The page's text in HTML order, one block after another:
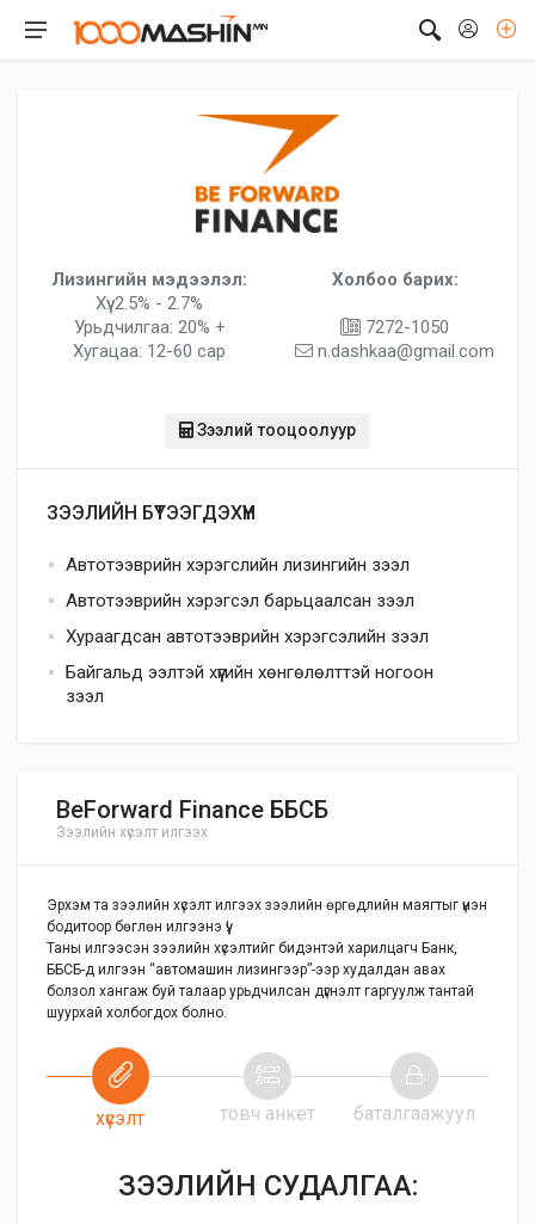
Лизингийн мэдээлэл:
Хүү: 2.5% - 2.7%
Урьдчилгаа: 20% +
Хугацаа: 12-60 сар
Холбоо барих:
7272-1050
n.dashkaa@gmail.com
Зээлий тооцоолуур
ЗЭЭЛИЙН БҮТЭЭГДЭХҮҮН
Автотээврийн хэрэгслийн лизингийн зээл
Автотээврийн хэрэгсэл барьцаалсан зээл
Хураагдсан автотээврийн хэрэгсэлийн зээл
Байгальд ээлтэй хүүгийн хөнгөлөлттэй ногоон
зээл
BeForward Finance ББСБ
Зээлийн хүсэлт илгээх
Эрхэм та зээлийн хүсэлт илгээх зээлийн өргөдлийн маягтыг үнэн
бодитоор бөглөн илгээнэ үү!
Таны илгээсэн зээлийн хүсэлтийг бидэнтэй харилцагч Банк,
ББСБ-д илгээн “автомашин лизингээр”-ээр худалдан авах
болзол хангаж буй талаар урьдчилсан дүгнэлт гаргуулж тантай
шуурхай холбогдох болно.
хүсэлт товч анкет баталгаажуул
ЗЭЭЛИЙН СУДАЛГАА: